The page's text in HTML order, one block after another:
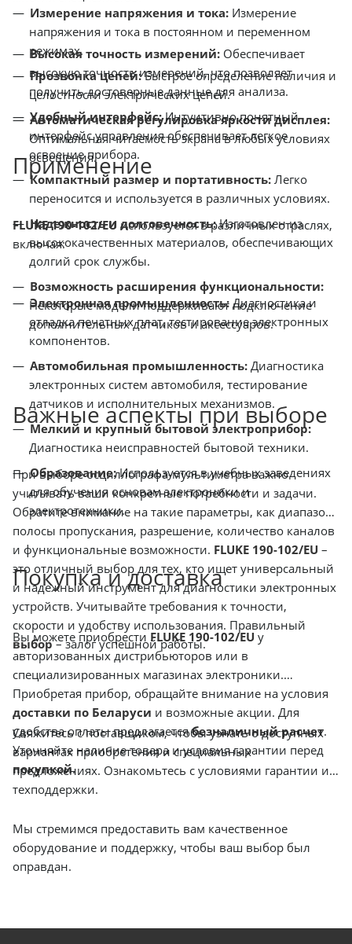
Измерение напряжения и тока: Измерение
напряжения и тока в постоянном и переменном
режимах.
Прозвонка цепей:Быстрое определение наличия и
целостности электрических цепей.
Автоматическая регулировка яркости дисплея:
Оптимальная читаемость экрана в любых условиях
освещения.
Высокая точность измерений: Обеспечивает
высокую точность измерений, что позволяет
получить достоверные данные для анализа.
Удобный интерфейс:Интуитивно понятный
интерфейс управления обеспечивает легкое
освоение прибора.
Компактный размер и портативность: Легко
переносится и используется в различных условиях.
Надежность и долговечность:Изготовлен из
высококачественных материалов, обеспечивающих
долгий срок службы.
Возможность расширения функциональности:
Некоторые модели поддерживают подключение
дополнительных датчиков и аксессуаров.
Применение
FLUKE 190-102/EU используется в различных отраслях,
включая:
Электронная промышленность: Диагностика и
отладка печатных плат, тестирование электронных
компонентов.
Автомобильная промышленность: Диагностика
электронных систем автомобиля, тестирование
датчиков и исполнительных механизмов.
Мелкий и крупный бытовой электроприбор:
Диагностика неисправностей бытовой техники.
Образование:Используется в учебных заведениях
для обучения основам электроники и
электротехники.
Важные аспекты при выборе
При выборе осциллографа-мультиметра важно
учитывать ваши конкретные потребности и задачи.
Обратите внимание на такие параметры, как диапазон
полосы пропускания, разрешение, количество каналов
и функциональные возможности. FLUKE 190-102/EU –
это отличный выбор для тех, кто ищет универсальный
и надежный инструмент для диагностики электронных
устройств. Учитывайте требования к точности,
скорости и удобству использования. Правильный
выбор– залог успешной работы.
Покупка и доставка
Вы можете приобрести FLUKE 190-102/EU у
авторизованных дистрибьюторов или в
специализированных магазинах электроники.
Приобретая прибор, обращайте внимание на условия
доставки по Беларуси и возможные акции. Для
удобства оплаты предлагаетсябезналичный расчет.
Уточняйте наличие товара и условия гарантии перед
покупкой.
Свяжитесь с поставщиком, чтобы узнать о доступных
вариантах приобретения и специальных
предложениях. Ознакомьтесь с условиями гарантии и
техподдержки.
Мы стремимся предоставить вам качественное
оборудование и поддержку, чтобы ваш выбор был
оправдан.